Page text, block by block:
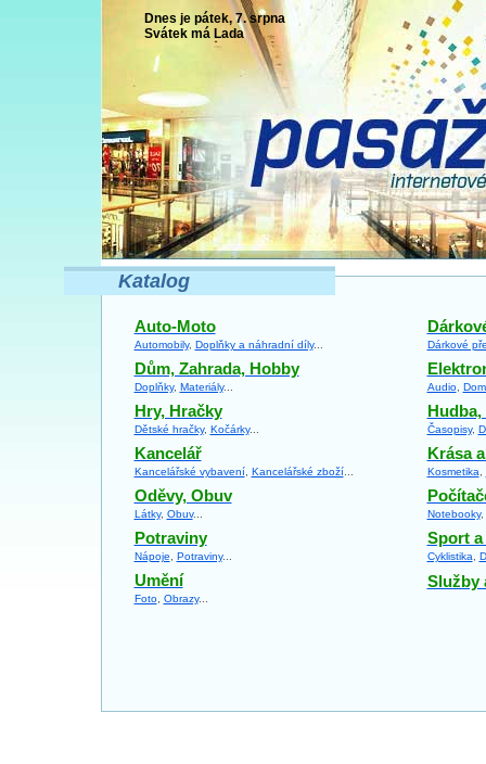
Dnes je pátek, 7. srpna
Svátek má Lada
Katalog
Auto-Moto
Automobily, Doplňky a náhradní díly... Dárkové
Dům, Zahrada, Hobby
Doplňky, Materiály... Audio,
Hry, Hračky
Dětské hračky, Kočárky... Časopisy,
Kancelář
Kancelářské vybavení, Kancelářské zboží...
Krása
Kosmetika
Oděvy, Obuv
Látky, Obuv... Notebooky,
Potraviny
Nápoje Potraviny...
Sport
Cyklistika
Umění
Foto, Obrazy...
Služby